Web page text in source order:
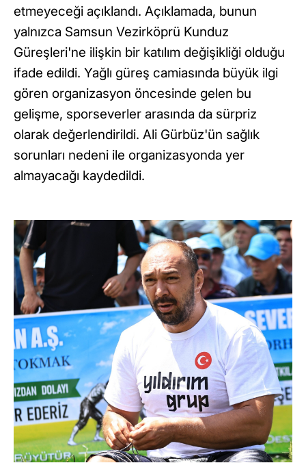
etmeyeceği açıklandı. Açıklamada, bunun
yalnızca Samsun Vezirköprü Kunduz
Güreşleri'ne ilişkin bir katılım değişikliği olduğu
ifade edildi. Yağlı güreş camiasında büyük ilgi
gören organizasyon öncesinde gelen bu
gelişme, sporseverler arasında da sürpriz
olarak değerlendirildi. Ali Gürbüz'ün sağlık
sorunları nedeni ile organizasyonda yer
almayacağı kaydedildi.